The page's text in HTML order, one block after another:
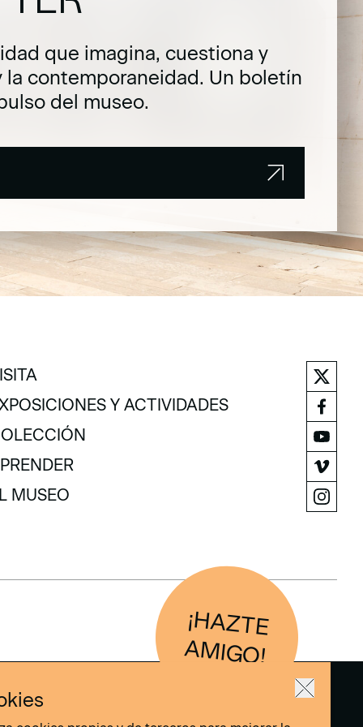
que imagina, cuestiona y
la contemporaneidad. Un boletín
del museo.
Y ACTIVIDADES
Y ACTIVIDADES
MUSEO
¡H
AZTE
AM
IG
O
!